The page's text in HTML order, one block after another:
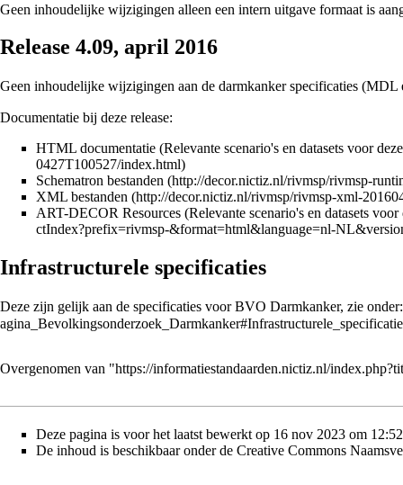
Geen inhoudelijke wijzigingen alleen een intern uitgave formaat is
Release 4.09, april 2016
Geen inhoudelijke wijzigingen aan de darmkanker specificaties
Documentatie bij deze release:
HTML documentatie (Relevante scenario's en datasets voor
Schematron bestanden
XML bestanden
ART-DECOR Resources (Relevante scenario's en datasets
Infrastructurele specificaties
Deze zijn gelijk aan de specificaties voor BVO Darmkanker, zie
Overgenomen van "https://informatiestandaarden.nictiz.nl/
Deze pagina is voor het laatst bewerkt op 16 nov 2023 om
De inhoud is beschikbaar onder de Creative Commons